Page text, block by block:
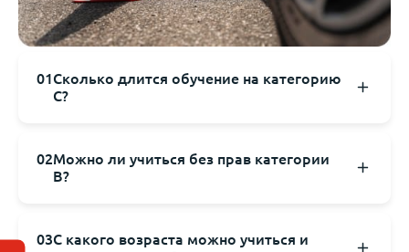
01Сколько длится обучение на категорию
C?
02Можно ли учиться без прав категории
B?
03С какого возраста можно учиться и